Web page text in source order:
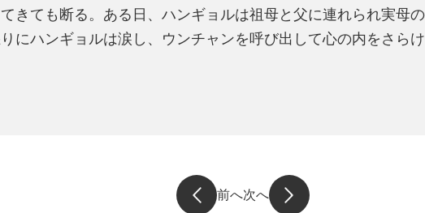
きても断る。ある日、ハンギョルは祖母と父に連れられ実母
にハンギョルは涙し、ウンチャンを呼び出して心の内をさら
前へ次へ